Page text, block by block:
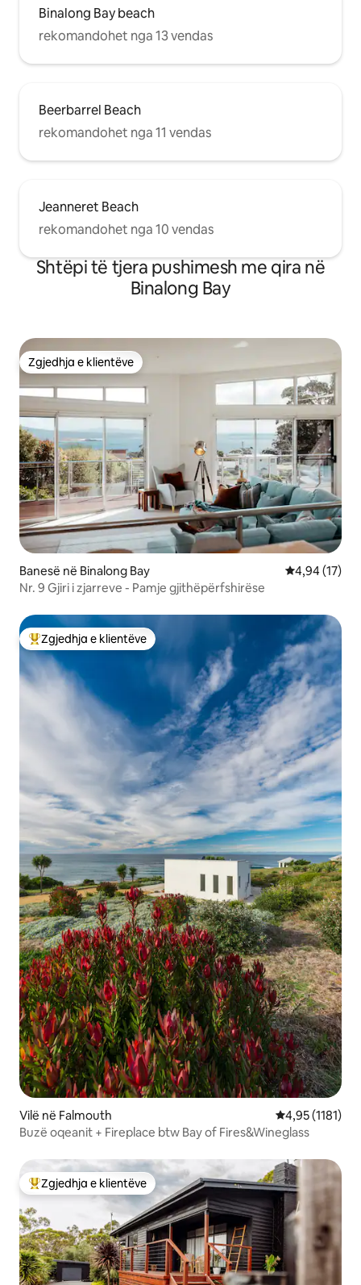
Binalong Bay beach
rekomandohet nga 13 vendas
Beerbarrel Beach
rekomandohet nga 11 vendas
Jeanneret Beach
rekomandohet nga 10 vendas
Shtëpi të tjera pushimesh me qira në
Binalong Bay
Zgjedhja e klientëve
Zgjedhja e klientëve
Banesë në Binalong Bay Vlerësimi
4,94 (17)
Nr. 9 Gjiri i zjarreve - Pamje gjithëpërfshirëse
Më të mirat e zgjedhjeve të klientëve
Zgjedhja e klientëve
Vilë në Falmouth Vlerësimi
4,95 (1181)
Buzë oqeanit + Fireplace btw Bay of Fires&Wineglass
Më të mirat e zgjedhjeve të klientëve
Zgjedhja e klientëve